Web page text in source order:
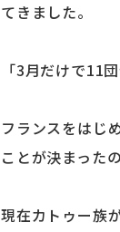
てきました。
「3月だけで11
フランスをはじ
ことが決まったの
現在カトゥー族